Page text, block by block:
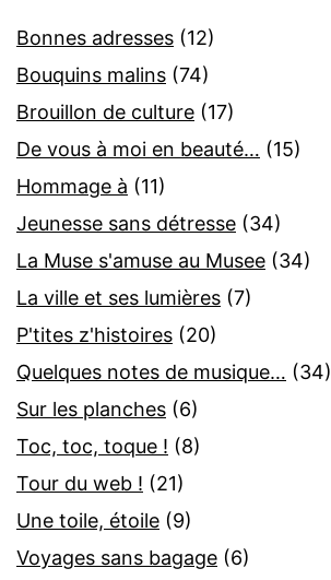
Bonnes adresses (12)
Bouquins malins (74)
Brouillon de culture (17)
De vous à moi en beauté… (15)
Hommage à (11)
Jeunesse sans détresse (34)
La Muse s'amuse au Musee (34)
La ville et ses lumières (7)
P'tites z'histoires (20)
Quelques notes de musique… (34)
Sur les planches (6)
Toc, toc, toque ! (8)
Tour du web ! (21)
Une toile, étoile (9)
Voyages sans bagage (6)